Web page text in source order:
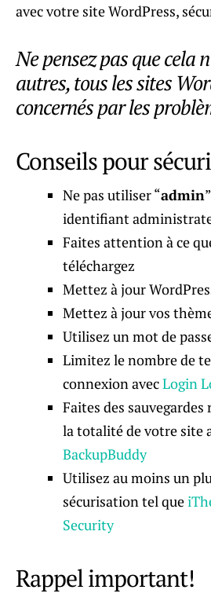
avec votre site WordPress,
Ne pensez pas que cela
autres, tous les sites
concernés par les
Conseils pour
Ne pas utiliser “admin
identifiant
Faites attention à ce
téléchargez
Mettez à jour
Mettez à jour vos
Utilisez un mot de
Limitez le nombre de
connexion avecLogin
Faites des sauvegardes
la totalité de votre site
BackupBuddy
Utilisez au moins un
sécurisation tel que
Security
Rappel important!